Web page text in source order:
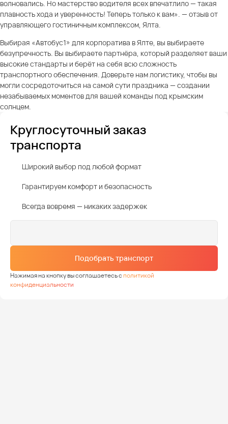
волновались. Но мастерство водителя всех впечатлило — такая
плавность хода и уверенность! Теперь только к вам». — отзыв от
управляющего гостиничным комплексом, Ялта.
Выбирая «Автобус1» для корпоратива в Ялте, вы выбираете
безупречность. Вы выбираете партнёра, который разделяет ваши
высокие стандарты и берёт на себя всю сложность
транспортного обеспечения. Доверьте нам логистику, чтобы вы
могли сосредоточиться на самой сути праздника — создании
незабываемых моментов для вашей команды под крымским
солнцем.
Круглосуточный заказ
транспорта
Широкий выбор под любой формат
Гарантируем комфорт и безопасность
Всегда вовремя — никаких задержек
Подобрать транспорт
Нажимая на кнопку вы соглашаетесь сполитикой
конфиденциальности